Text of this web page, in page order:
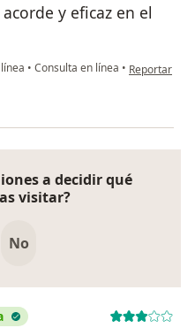
y eficaz en el
• Consulta en línea • en opinión
Reportar
a decidir qué
visitar?
No